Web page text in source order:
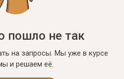
пошло не так
на запросы. Мы уже в курсе
и решаем её.